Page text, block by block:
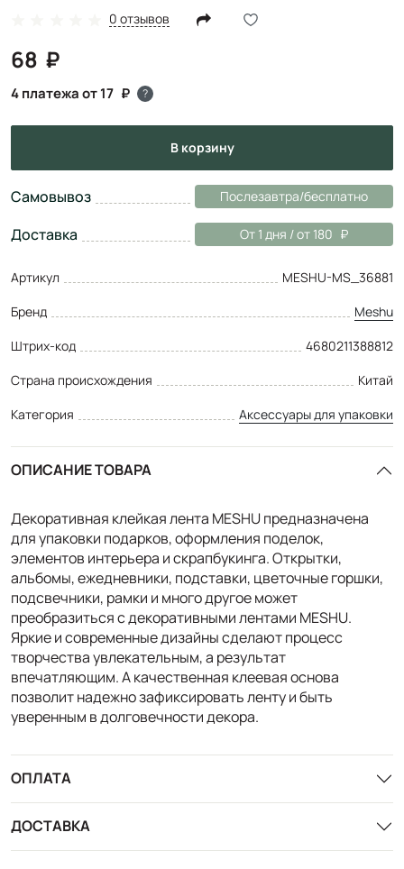
0 отзывов
68
4 платежа от 17 ?
в корзину
Самовывоз Послезавтра/бесплатно
Доставка От 1 дня / от 180
Артикул
MESHU-MS_36881
Бренд
Meshu
Штрих-код
4680211388812
Страна происхождения
Китай
Категория
Аксессуары для упаковки
ОПИСАНИЕ ТОВАРА
Декоративная клейкая лента MESHU предназначена
для упаковки подарков, оформления поделок,
элементов интерьера и скрапбукинга. Открытки,
альбомы, ежедневники, подставки, цветочные горшки,
подсвечники, рамки и много другое может
преобразиться с декоративными лентами MESHU.
Яркие и современные дизайны сделают процесс
творчества увлекательным, а результат
впечатляющим. А качественная клеевая основа
позволит надежно зафиксировать ленту и быть
уверенным в долговечности декора.
ОПЛАТА
ДОСТАВКА